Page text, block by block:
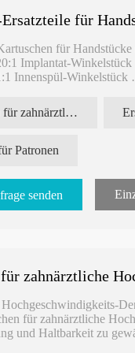
Sägeblätter für
Handstück
Zahnärzten gerecht
Dentalhandstücke mit
auf. Erleben Sie die
können.
für
für
Implantat-Winkelstück
Innenspül-Winkelstück
externes Spül-
Kartuschen für zahnärztliche Handstücke
Patronen
senden
zahnärztliche
für zahnärztliche
und Haltbarkeit zu